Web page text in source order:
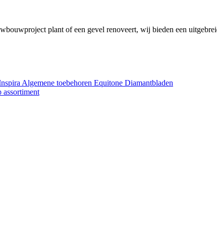
plant of een gevel renoveert, wij bieden een
Algemene toebehoren Equitone Diamantbladen